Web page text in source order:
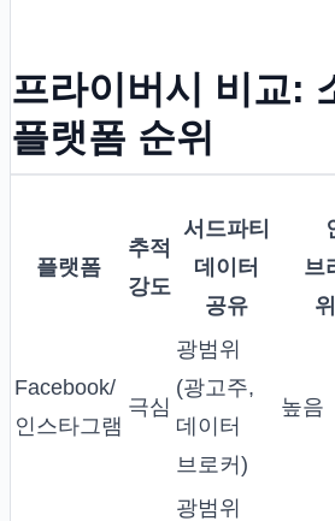
프라이버시 비교:
플랫폼 순위
플랫폼
추적
강도
서드파티
데이터
공유
브
Facebook/
인스타그램
극심
광범위
(광고주,
데이터
브로커)
높음
광범위